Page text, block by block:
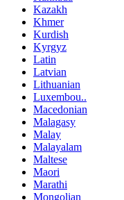
Kazakh
Khmer
Kurdish
Kyrgyz
Latin
Latvian
Lithuanian
Luxembou..
Macedonian
Malagasy
Malay
Malayalam
Maltese
Maori
Marathi
Mongolian